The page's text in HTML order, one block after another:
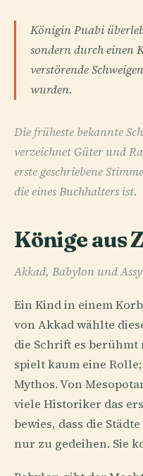
Königin Puabi
sondern durch einen
verstörende
wurden.
Die früheste bekannte
verzeichnet Güter und
erste geschriebene
die eines Buchhalters ist.
Könige aus
Akkad, Babylon und
Ein Kind in einem
von Akkad wählte
die Schrift es berühmt
spielt kaum eine
Mythos. Von
viele Historiker das
bewies, dass die
nur zu gedeihen. Sie